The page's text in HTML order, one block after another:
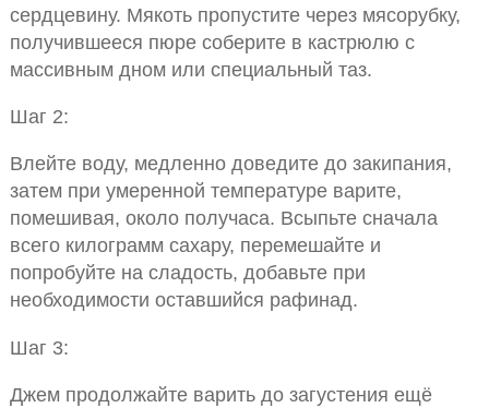
сердцевину. Мякоть пропустите через мясорубку,
получившееся пюре соберите в кастрюлю с
массивным дном или специальный таз.
Шаг 2:
Влейте воду, медленно доведите до закипания,
затем при умеренной температуре варите,
помешивая, около получаса. Всыпьте сначала
всего килограмм сахару, перемешайте и
попробуйте на сладость, добавьте при
необходимости оставшийся рафинад.
Шаг 3:
Джем продолжайте варить до загустения ещё